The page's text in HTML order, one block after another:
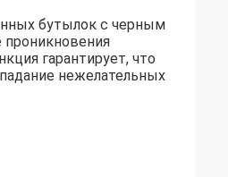
бутылок с черным
гарантирует, что
нежелательных